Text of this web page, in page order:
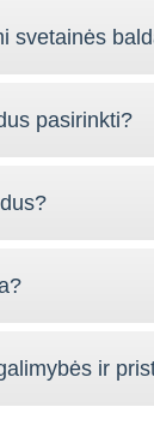
svetainės
pasirinkti?
ir